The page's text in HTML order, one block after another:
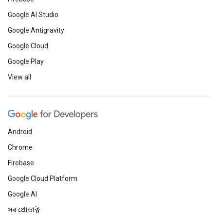
Google AI Studio
Google Antigravity
Google Cloud
Google Play
View all
Android
Chrome
Firebase
Google Cloud Platform
Google AI
সব প্রোডাক্ট